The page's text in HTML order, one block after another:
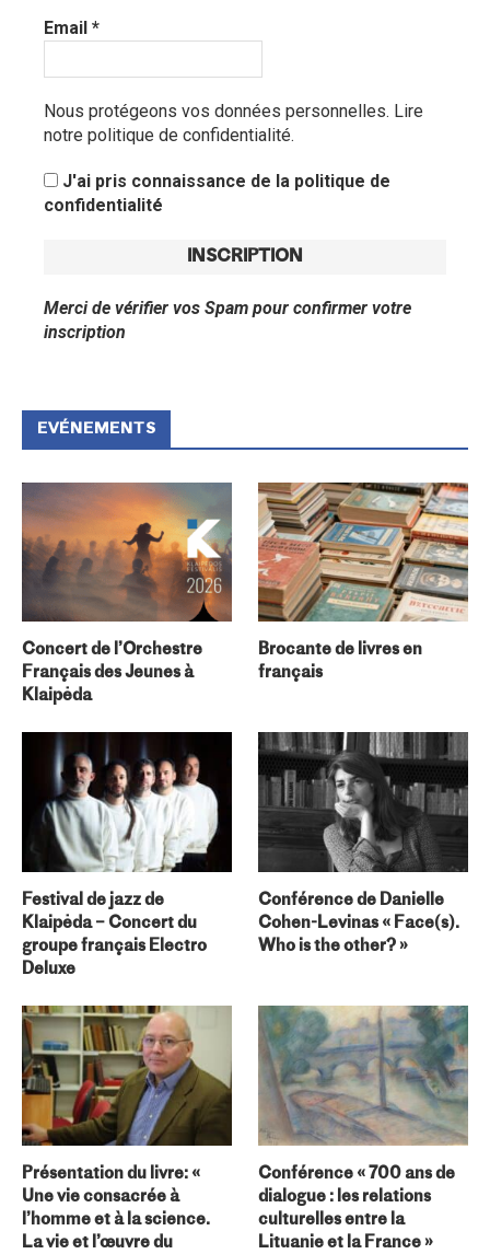
Email *
Nous protégeons vos données personnelles. Lire
notre politique de confidentialité.
J'ai pris connaissance de la politique de
confidentialité
Merci de vérifier vos Spam pour confirmer votre
inscription
EVÉNEMENTS
Concert de l’Orchestre
Français des Jeunes à
Klaipėda
Brocante de livres en
français
Festival de jazz de
Klaipėda – Concert du
groupe français Electro
Deluxe
Conférence de Danielle
Cohen-Levinas « Face(s).
Who is the other? »
Présentation du livre: «
Une vie consacrée à
l’homme et à la science.
La vie et l’œuvre du
Conférence « 700 ans de
dialogue : les relations
culturelles entre la
Lituanie et la France »